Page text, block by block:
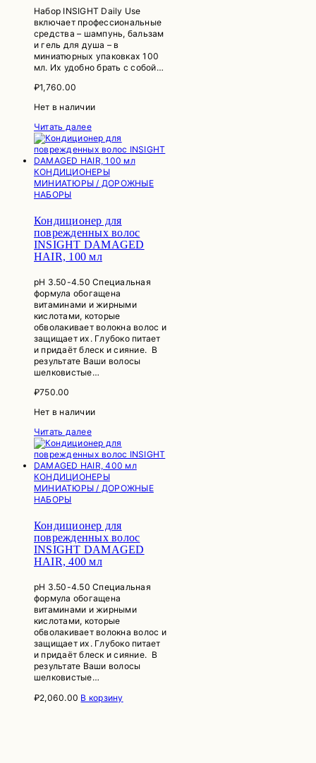
Набор INSIGHT Daily Use
включает профессиональные
средства – шампунь, бальзам
и гель для душа – в
миниатюрных упаковках 100
мл. Их удобно брать с собой…
₽1,760.00
Нет в наличии
Читать далее
КОНДИЦИОНЕРЫ
МИНИАТЮРЫ / ДОРОЖНЫЕ
НАБОРЫ
Кондиционер для
поврежденных волос
INSIGHT DAMAGED
HAIR, 100 мл
рН 3.50-4.50 Специальная
формула обогащена
витаминами и жирными
кислотами, которые
обволакивает волокна волос и
защищает их. Глубоко питает
и придаёт блеск и сияние. В
результате Ваши волосы
шелковистые…
₽750.00
Нет в наличии
Читать далее
КОНДИЦИОНЕРЫ
МИНИАТЮРЫ / ДОРОЖНЫЕ
НАБОРЫ
Кондиционер для
поврежденных волос
INSIGHT DAMAGED
HAIR, 400 мл
рН 3.50-4.50 Специальная
формула обогащена
витаминами и жирными
кислотами, которые
обволакивает волокна волос и
защищает их. Глубоко питает
и придаёт блеск и сияние. В
результате Ваши волосы
шелковистые…
₽2,060.00 В корзину